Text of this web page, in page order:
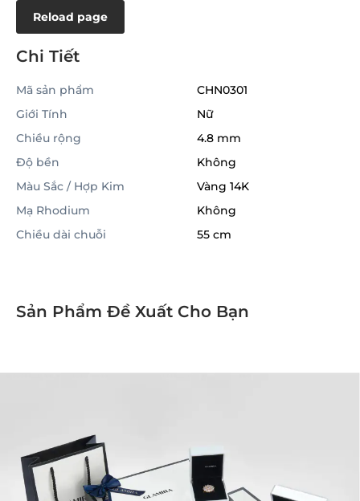
Reload page
Chi Tiết
Mã sản phẩm
CHN0301
Giới Tính
Nữ
Chiều rộng
4.8 mm
Độ bền
Không
Màu Sắc / Hợp Kim
Vàng 14K
Mạ Rhodium
Không
Chiều dài chuỗi
55 cm
Sản Phẩm Đề Xuất Cho Bạn